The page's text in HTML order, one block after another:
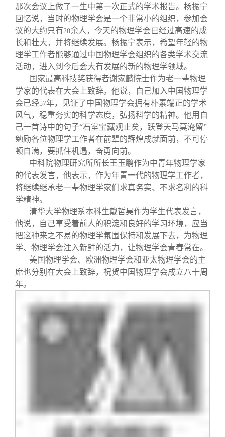
那次会议上做了一生中第一次正式的学术报告。杨振宁
回忆说，当时的物理学会是一个非常小的组织，参加会
议的大约只有20余人，今天的物理学会已经过高速的成
长和壮大，并将继续发展。杨振宁表示，希望年轻的物
理学工作者能够通过中国物理学会组织的各类学术交流
活动，进入到今后会大有发展的新的物理学领域。
国家最高科技奖获得者谢家麟院士作为老一辈物理
学家的代表在大会上致辞。他说，自己加入中国物理学
会已经57年，见证了中国物理学会拥有朴素端正的学术
风气，稳重务实的科学态度，弘扬科学的精神。他用自
己一首诗中的句子“石室宝藏观止矣，跃登天马莫淹留”
勉励各位物理学工作者在前辈的辉煌成就面前，不可停
顿自满，要抓住机遇，奋勇向前。
中科院物理研究所所长王玉鹏作为中青年物理学家
的代表发言，他表示，作为年青一代的物理学工作者，
将继续继承老一辈物理学家们求真务实、不求名利的科
学精神。
清华大学物理系本科生戴哲昊作为学生代表发言，
他说，自己享受着前人的积淀和良好的学习环境，应当
把这种来之不易的物理学氛围保持和发展下去，为物理
学、物理学会注入新鲜的活力，让物理学会青春常在。
美国物理学会、欧洲物理学会和亚太物理学会的主
席也分别在大会上致辞，祝贺中国物理学会成立八十周
年。